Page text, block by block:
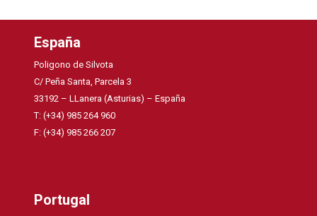
España
Poligono de Silvota
C/ Peña Santa, Parcela 3
33192 – LLanera (Asturias) – España
T: (+34) 985 264 960
F: (+34) 985 266 207
Portugal